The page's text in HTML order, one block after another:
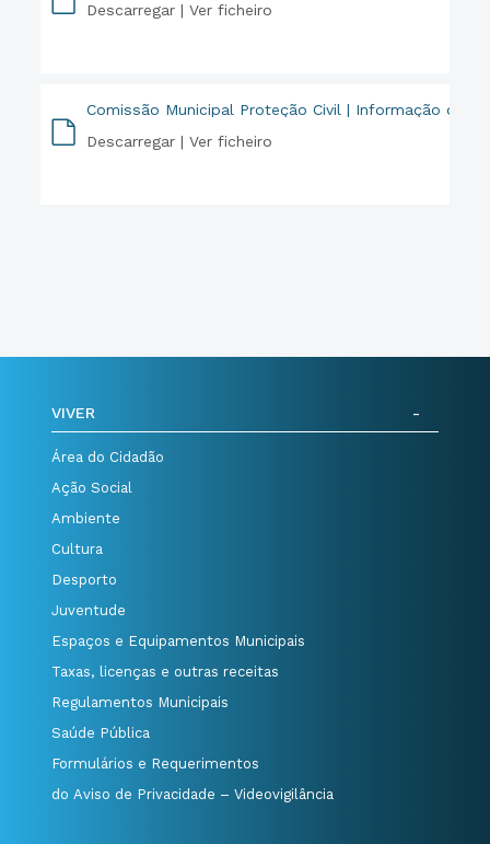
Descarregar |Ver ficheiro
Comissão Municipal Proteção Civil | Informação da
Descarregar |Ver ficheiro
VIVER
Área do Cidadão
Ação Social
Ambiente
Cultura
Desporto
Juventude
Espaços e Equipamentos Municipais
Taxas, licenças e outras receitas
Regulamentos Municipais
Saúde Pública
Formulários e Requerimentos
do Aviso de Privacidade – Videovigilância